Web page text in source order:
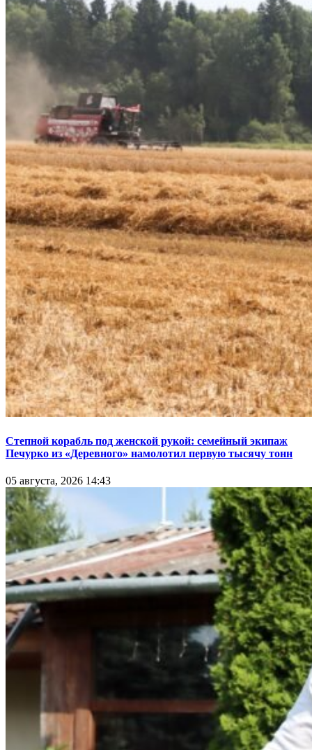
Степной корабль под женской рукой: семейный экипаж
Печурко из «Деревного» намолотил первую тысячу тонн
05 августа, 2026 14:43